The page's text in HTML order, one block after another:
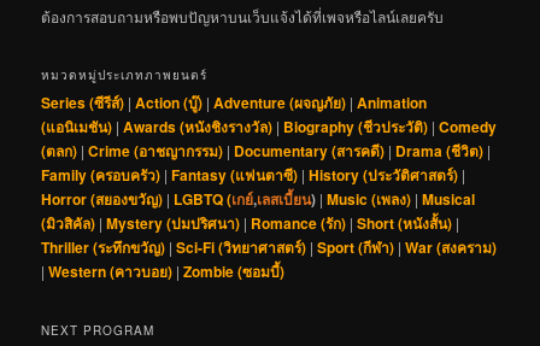
ต้องการสอบถามหรือพบปัญหาบนเว็บแจ้งได้ที่เพจหรือไลน์เลยครับ
หมวดหมู่ประเภทภาพยนตร์
Series (ซีรีส์) |Action (บู๊) |Adventure (ผจญภัย) |Animation
(แอนิเมชัน) |Awards (หนังชิงรางวัล) | Biography (ชีวประวัติ) |Comedy
(ตลก) |Crime (อาชญากรรม) | Documentary (สารคดี) | Drama (ชีวิต) |
Family (ครอบครัว) |Fantasy (แฟนตาซี) |History (ประวัติศาสตร์) |
Horror (สยองขวัญ) | LGBTQ (เกย์,เลสเบี้ยน) |Music (เพลง) |Musical
(มิวสิคัล) |Mystery (ปมปริศนา) | Romance (รัก) |Short (หนังสั้น) |
Thriller (ระทึกขวัญ) |Sci-Fi (วิทยาศาสตร์) |Sport (กีฬา) |War (สงคราม)
|Western (คาวบอย) |Zombie (ซอมบี้)
NEXT PROGRAM